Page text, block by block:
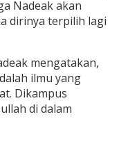
Nadeak akan
dirinya terpilih lagi
mengatakan,
ilmu yang
Dikampus
di dalam